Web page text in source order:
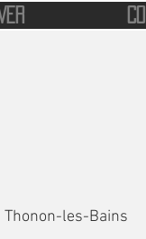
Thonon-les-Bains